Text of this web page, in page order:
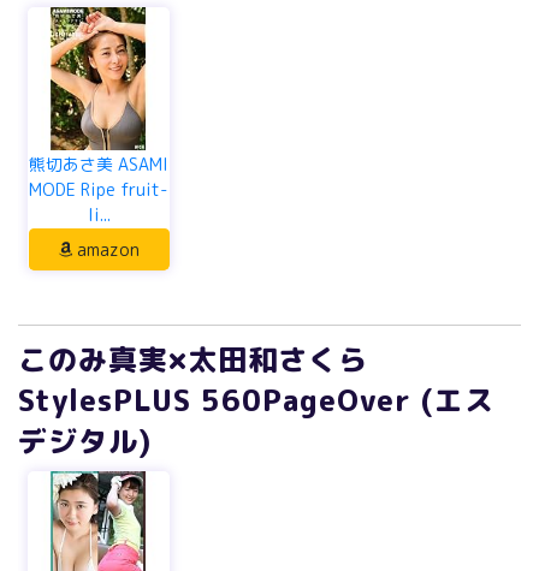
熊切あさ美 ASAMI
MODE Ripe fruit-
li...
amazon
このみ真実×太田和さくら
StylesPLUS 560PageOver (エス
デジタル)